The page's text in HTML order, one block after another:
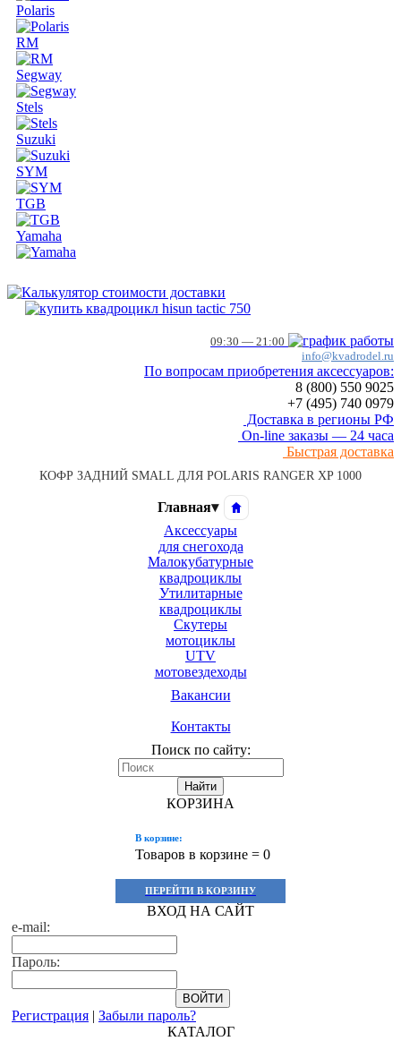
Polaris
RM
Segway
Stels
Suzuki
SYM
TGB
Yamaha
09:30 — 21:00
info@kvadrodel.ru
По вопросам приобретения аксессуаров:
8 (800) 550 9025
+7 (495) 740 0979
Доставка в регионы РФ
On-line заказы — 24 часа
Быстрая доставка
КОФР ЗАДНИЙ SMALL ДЛЯ POLARIS RANGER XP 1000
Главная▾
Аксессуары
для снегохода
Малокубатурные
квадроциклы
Утилитарные
квадроциклы
Скутеры
мотоциклы
UTV
мотовездеходы
Вакансии
Контакты
Поиск по сайту:
Найти
КОРЗИНА
В корзине:
Товаров в корзине = 0
ПЕРЕЙТИ В КОРЗИНУ
ВХОД НА САЙТ
e-mail:
Пароль:
Регистрация | Забыли пароль?
КАТАЛОГ